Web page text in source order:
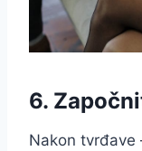
6.
Nakon tvrđave